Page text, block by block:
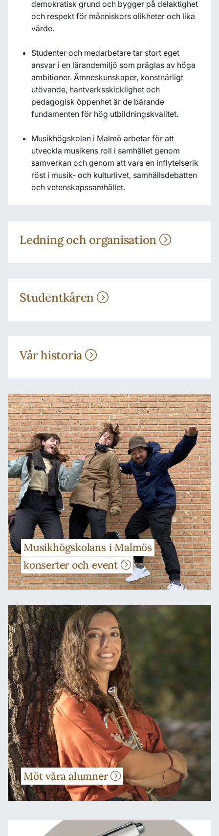
demokratisk grund och bygger på delaktighet
och respekt för människors olikheter och lika
värde.
Studenter och medarbetare tar stort eget
ansvar i en lärandemiljö som präglas av höga
ambitioner. Ämneskunskaper, konstnärligt
utövande, hantverksskicklighet och
pedagogisk öppenhet är de bärande
fundamenten för hög utbildningskvalitet.
Musikhögskolan i Malmö arbetar för att
utveckla musikens roll i samhället genom
samverkan och genom att vara en inflytelserik
röst i musik- och kulturlivet, samhällsdebatten
och vetenskapssamhället.
Ledning och organisation
Studentkåren
Vår historia
Musikhögskolans i Malmös
konserter och event
Möt våra alumner